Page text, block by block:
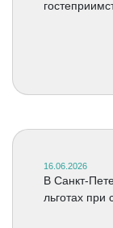
16.06.2026
В Санкт-
льготах при